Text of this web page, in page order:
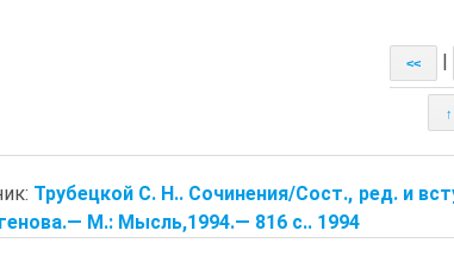
<<
↑
Трубецкой С. Н.. Сочинения/Сост., ред. и
М.: Мысль,1994.— 816 c.. 1994